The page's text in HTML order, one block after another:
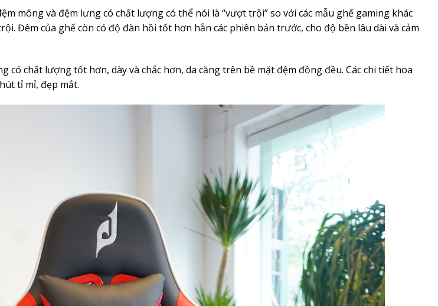
mông và đệm lưng có chất lượng có thể nói là “vượt trội” so với các mẫu ghế gaming khác
Đêm của ghế còn có độ đàn hồi tốt hơn hẳn các phiên bản trước, cho độ bền lâu dài và cảm
có chất lượng tốt hơn, dày và chắc hơn, da căng trên bề mặt đệm đồng đều. Các chi tiết hoa
tỉ mỉ, đẹp mắt.